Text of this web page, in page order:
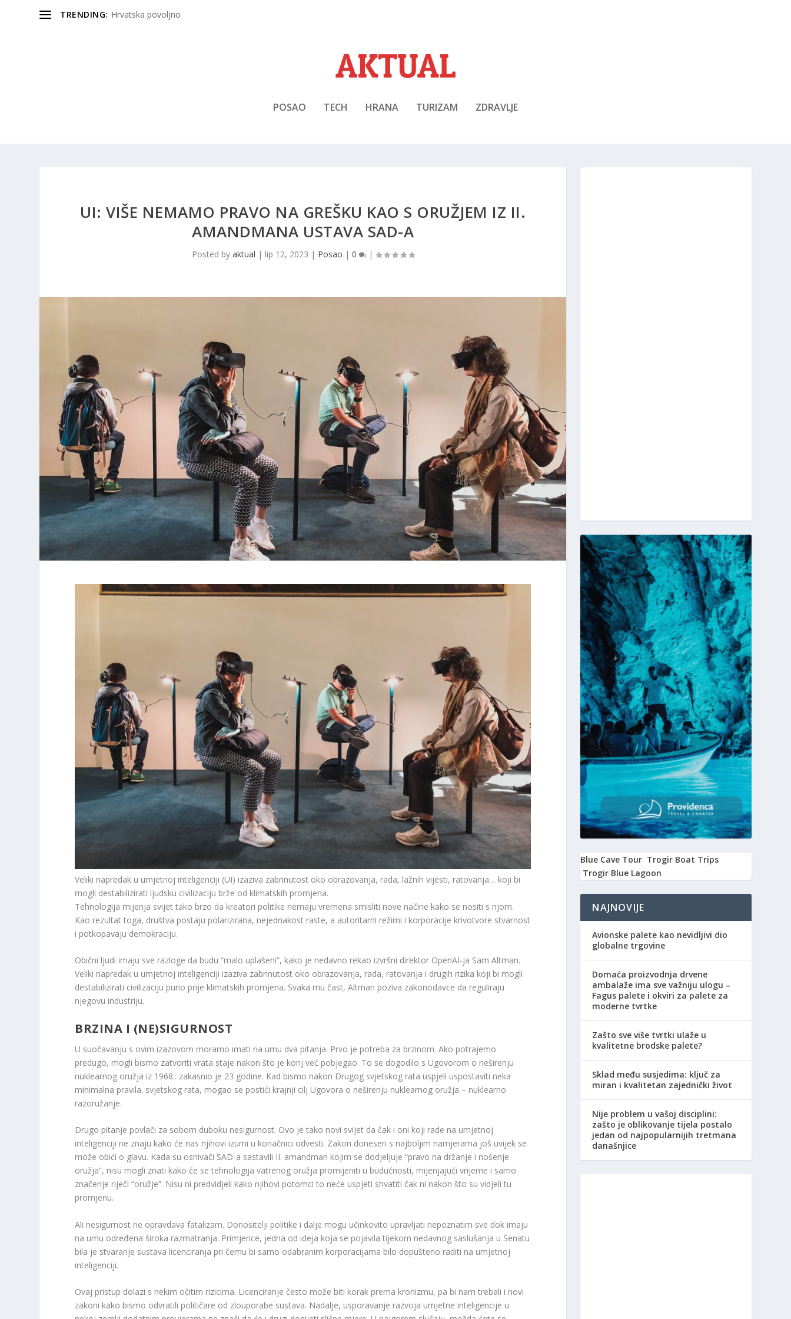
TRENDING: Hrvatska povoljno
POSAO TECH HRANA TURIZAM ZDRAVLJE
UI: VIŠE NEMAMO PRAVO NA GREŠKU KAO S ORUŽJEM IZ II.
AMANDMANA USTAVA SAD-A
Posted by aktual | lip 12, 2023 | Posao | 0 |
Veliki napredak u umjetnoj inteligenciji (UI) izaziva zabrinutost oko obrazovanja, rada, lažnih vijesti, ratovanja… koji bi
mogli destabilizirati ljudsku civilizaciju brže od klimatskih promjena.
Tehnologija mijenja svijet tako brzo da kreatori politike nemaju vremena smisliti nove načine kako se nositi s njom.
Kao rezultat toga, društva postaju polarizirana, nejednakost raste, a autoritarni režimi i korporacije krivotvore stvarnost
i potkopavaju demokraciju.
Obični ljudi imaju sve razloge da budu “malo uplašeni”, kako je nedavno rekao izvršni direktor OpenAI-ja Sam Altman.
Veliki napredak u umjetnoj inteligenciji izaziva zabrinutost oko obrazovanja, rada, ratovanja i drugih rizika koji bi mogli
destabilizirati civilizaciju puno prije klimatskih promjena. Svaka mu čast, Altman poziva zakonodavce da reguliraju
njegovu industriju.
BRZINA I (NE)SIGURNOST
U suočavanju s ovim izazovom moramo imati na umu dva pitanja. Prvo je potreba za brzinom. Ako potrajemo
predugo, mogli bismo zatvoriti vrata staje nakon što je konj već pobjegao. To se dogodilo s Ugovorom o neširenju
nuklearnog oružja iz 1968.: zakasnio je 23 godine. Kad bismo nakon Drugog svjetskog rata uspjeli uspostaviti neka
minimalna pravila. svjetskog rata, mogao se postići krajnji cilj Ugovora o neširenju nuklearnog oružja – nuklearno
razoružanje.
Drugo pitanje povlači za sobom duboku nesigurnost. Ovo je tako novi svijet da čak i oni koji rade na umjetnoj
inteligenciji ne znaju kako će nas njihovi izumi u konačnici odvesti. Zakon donesen s najboljim namjerama još uvijek se
može obići o glavu. Kada su osnivači SAD-a sastavili II. amandman kojim se dodjeljuje “pravo na držanje i nošenje
oružja”, nisu mogli znati kako će se tehnologija vatrenog oružja promijeniti u budućnosti, mijenjajući vrijeme i samo
značenje riječi “oružje”. Nisu ni predvidjeli kako njihovi potomci to neće uspjeti shvatiti čak ni nakon što su vidjeli tu
promjenu.
Ali nesigurnost ne opravdava fatalizam. Donositelji politike i dalje mogu učinkovito upravljati nepoznatim sve dok imaju
na umu određena široka razmatranja. Primjerice, jedna od ideja koja se pojavila tijekom nedavnog saslušanja u Senatu
bila je stvaranje sustava licenciranja pri čemu bi samo odabranim korporacijama bilo dopušteno raditi na umjetnoj
inteligenciji.
Ovaj pristup dolazi s nekim očitim rizicima. Licenciranje često može biti korak prema kronizmu, pa bi nam trebali i novi
zakoni kako bismo odvratili političare od zlouporabe sustava. Nadalje, usporavanje razvoja umjetne inteligencije u
Blue Cave Tour Trogir Boat Trips
Trogir Blue Lagoon
NAJNOVIJE
Avionske palete kao nevidljivi dio
globalne trgovine
Domaća proizvodnja drvene
ambalaže ima sve važniju ulogu –
Fagus palete i okviri za palete za
moderne tvrtke
Zašto sve više tvrtki ulaže u
kvalitetne brodske palete?
Sklad među susjedima: ključ za
miran i kvalitetan zajednički život
Nije problem u vašoj disciplini:
zašto je oblikovanje tijela postalo
jedan od najpopularnijih tretmana
današnjice